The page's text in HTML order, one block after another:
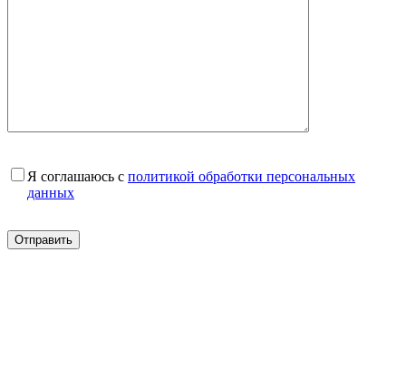
Я соглашаюсь с политикой обработки персональных
данных